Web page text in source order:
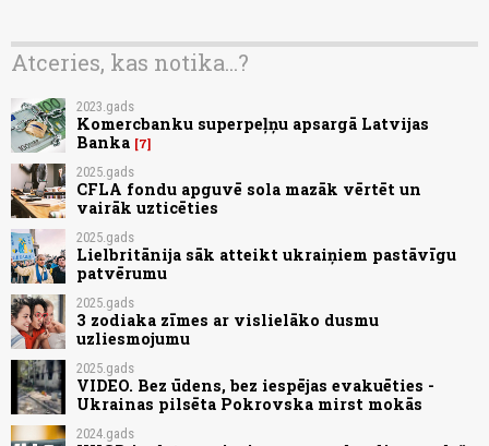
Atceries, kas notika...?
2023.gads
Komercbanku superpeļņu apsargā Latvijas
Banka 7
2025.gads
CFLA fondu apguvē sola mazāk vērtēt un
vairāk uzticēties
2025.gads
Lielbritānija sāk atteikt ukraiņiem pastāvīgu
patvērumu
2025.gads
3 zodiaka zīmes ar vislielāko dusmu
uzliesmojumu
2025.gads
VIDEO. Bez ūdens, bez iespējas evakuēties -
Ukrainas pilsēta Pokrovska mirst mokās
2024.gads